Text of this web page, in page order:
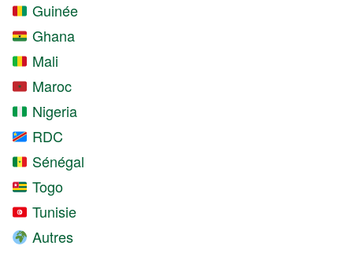
Guinée
Ghana
Mali
Maroc
Nigeria
RDC
Sénégal
Togo
Tunisie
Autres